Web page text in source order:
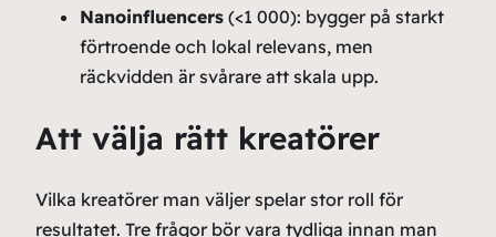
Nanoinfluencers (<1 000): bygger på starkt
förtroende och lokal relevans, men
räckvidden är svårare att skala upp.
Att välja rätt kreatörer
Vilka kreatörer man väljer spelar stor roll för
resultatet. Tre frågor bör vara tydliga innan man